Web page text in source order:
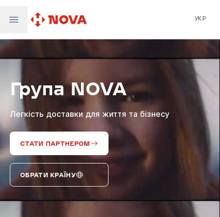
Nova Global
Nova Digital
Supernova Airlines
УКР
Група NOVA
Легкість доставки для життя та бізнесу
СТАТИ ПАРТНЕРОМ
ОБРАТИ КРАЇНУ